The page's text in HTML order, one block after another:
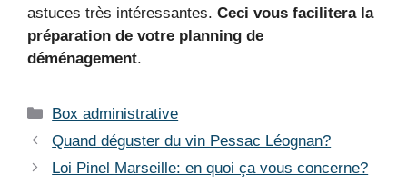
astuces très intéressantes. Ceci vous facilitera la
préparation de votre planning de
déménagement.
Catégories
Box administrative
Quand déguster du vin Pessac Léognan?
Loi Pinel Marseille: en quoi ça vous concerne?